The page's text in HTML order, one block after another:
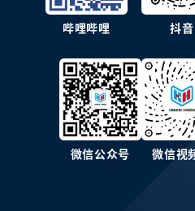
哔哩哔哩 抖音
微信公众号 微信视